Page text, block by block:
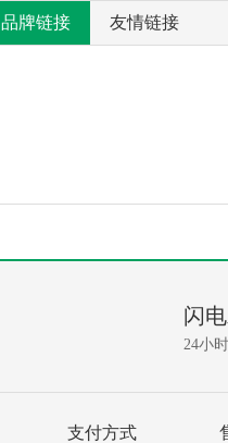
品牌链接 友情链接
闪
24小
支付方式